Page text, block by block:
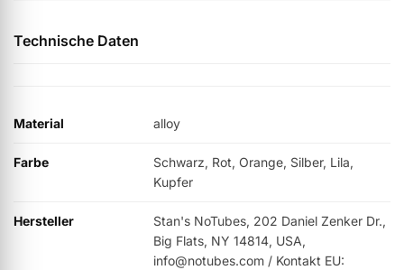
Technische Daten
Material alloy
Farbe
Schwarz, Rot, Orange, Silber, Lila,
Kupfer
Hersteller
Stan's NoTubes, 202 Daniel Zenker Dr.,
Big Flats, NY 14814, USA,
info@notubes.com / Kontakt EU: